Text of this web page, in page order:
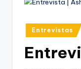
Publicado
en
Entrevistas